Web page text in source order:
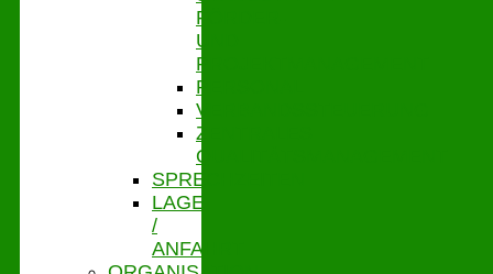
FÖRDER-
UND
PROJEKTMANAGEMENT
PERSONAL
VERBANDSSTEUERUNG
ZENTRALES
QUALITÄTSMANAGEMENT
SPRECHZEITEN
LAGE
/
ANFAHRT